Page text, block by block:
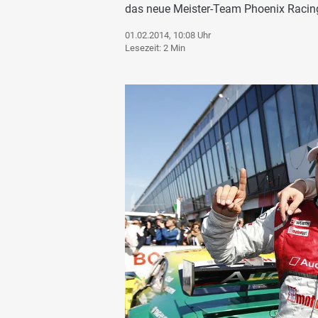
das neue Meister-Team Phoenix
01.02.2014, 10:08 Uhr
Lesezeit: 2 Min